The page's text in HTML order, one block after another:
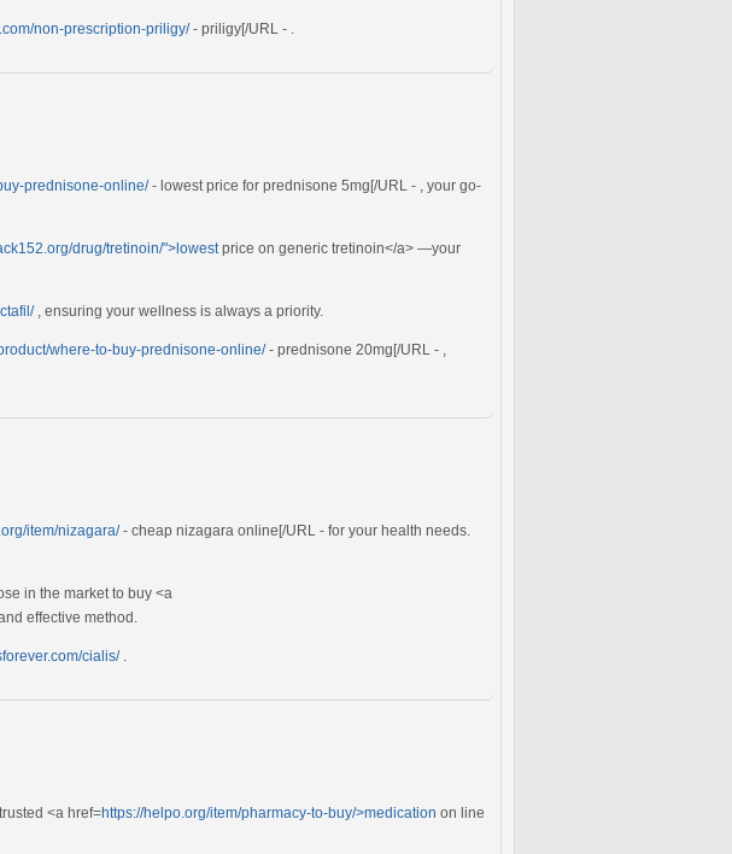
non-prescription-priligy/- priligy[/URL - .
prednisone-online/- lowest price for prednisone 5mg[/URL - , your go-
drug/tretinoin/">lowest price on generic tretinoin</a> —your
, ensuring your wellness is always a priority.
where-to-buy-prednisone-online/- prednisone 20mg[/URL - ,
item/nizagara/- cheap nizagara online[/URL - for your health needs.
in the market to buy <a
effective method.
cialis/.
<a href=https://helpo.org/item/pharmacy-to-buy/>medication on line